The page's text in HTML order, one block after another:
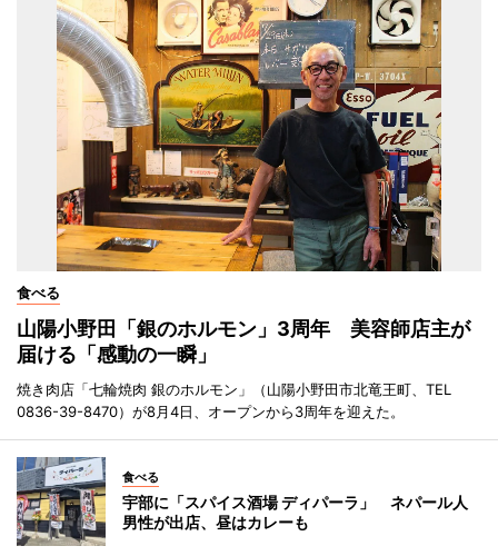
食べる
山陽小野田「銀のホルモン」3周年 美容師店主が
届ける「感動の一瞬」
焼き肉店「七輪焼肉 銀のホルモン」（山陽小野田市北竜王町、TEL
0836-39-8470）が8月4日、オープンから3周年を迎えた。
食べる
宇部に「スパイス酒場 ディパーラ」 ネパール人
男性が出店、昼はカレーも